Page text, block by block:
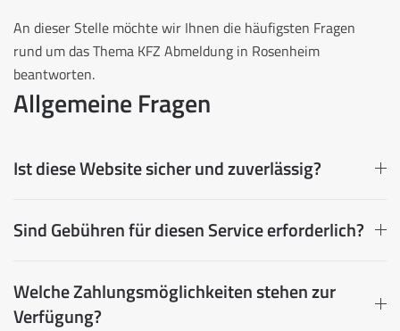
An dieser Stelle möchte wir Ihnen die häufigsten Fragen
rund um das Thema KFZ Abmeldung in Rosenheim
beantworten.
Allgemeine Fragen
Ist diese Website sicher und zuverlässig?
Sind Gebühren für diesen Service erforderlich?
Welche Zahlungsmöglichkeiten stehen zur
Verfügung?